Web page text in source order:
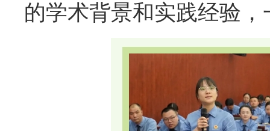
的学术背景和实践经验